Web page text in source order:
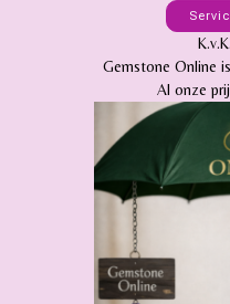
Gemstone Online
Al onze